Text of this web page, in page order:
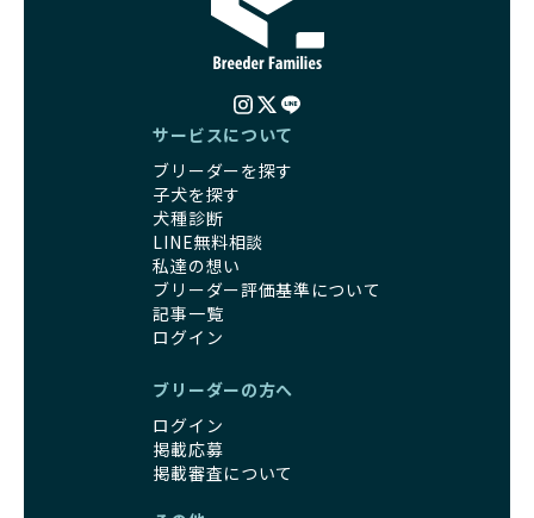
サービスについて
ブリーダーを探す
子犬を探す
犬種診断
LINE無料相談
私達の想い
ブリーダー評価基準について
記事一覧
ログイン
ブリーダーの方へ
ログイン
掲載応募
掲載審査について